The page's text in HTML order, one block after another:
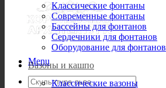
Menu
Искать:
Классические фонтаны
Современные фонтаны
Бассейны для фонтанов
Сердечники для фонтанов
Оборудование для фонтанов
Вазоны и кашпо
Классические вазоны